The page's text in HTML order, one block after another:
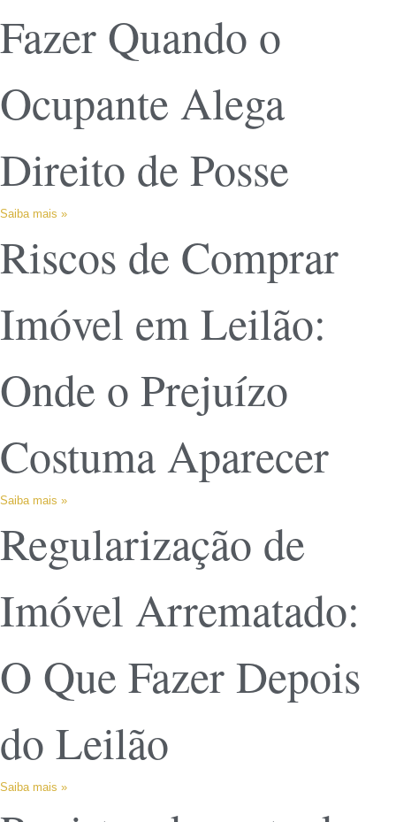
Fazer Quando o
Ocupante Alega
Direito de Posse
Saiba mais »
Riscos de Comprar
Imóvel em Leilão:
Onde o Prejuízo
Costuma Aparecer
Saiba mais »
Regularização de
Imóvel Arrematado:
O Que Fazer Depois
do Leilão
Saiba mais »